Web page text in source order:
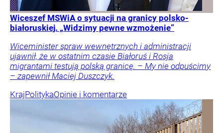
Wiceszef MSWiA o sytuacji na granicy polsko-
białoruskiej. „Widzimy pewne wzmożenie”
Wiceminister spraw wewnętrznych i administracji
ujawnił, że w ostatnim czasie Białoruś i Rosja
migrantami testują polską granicę. – My nie odpuścimy
– zapewnił Maciej Duszczyk.
KrajPolitykaOpinie i komentarze